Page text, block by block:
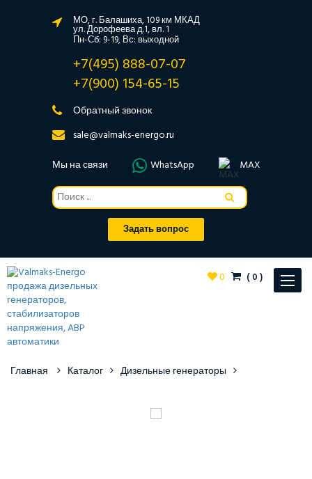
МО, г. Балашиха, 109 км МКАД
ул. Дорофеева д.1, вл. 1
Пн-Сб: 9-19, Вс: выходной
+7(495) 888-07-07
+7(900) 154-65-15
Обратный звонок
sale@valmaks-energo.ru
Мы на связи
WhatsApp MAX
Задать вопрос
Toggle
0 (0)
Главная Каталог Дизельные генераторы